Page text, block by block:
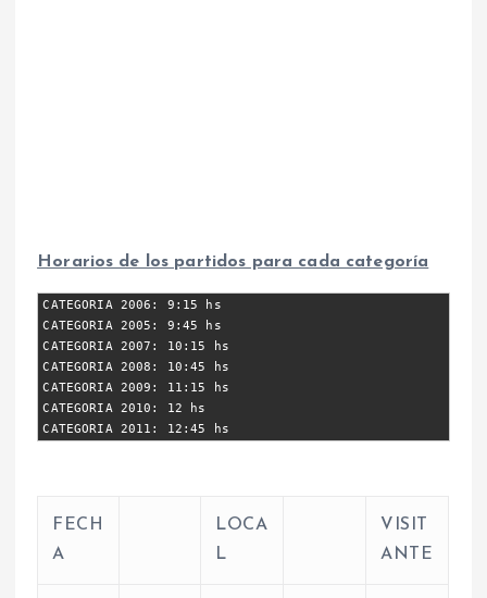
Horarios de los partidos para cada categoría
CATEGORIA 2006: 9:15 hs
CATEGORIA 2005: 9:45 hs
CATEGORIA 2007: 10:15 hs
CATEGORIA 2008: 10:45 hs
CATEGORIA 2009: 11:15 hs
CATEGORIA 2010: 12 hs
CATEGORIA 2011: 12:45 hs
FECH
A
LOCA
L
VISIT
ANTE